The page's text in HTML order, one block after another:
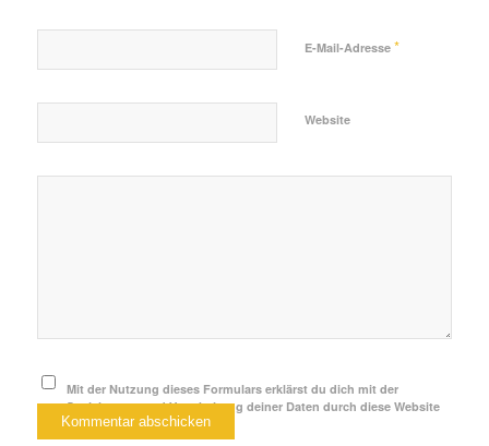
E-Mail-Adresse *
Website
Mit der Nutzung dieses Formulars erklärst du dich mit der
Speicherung und Verarbeitung deiner Daten durch diese Website
einverstanden.*